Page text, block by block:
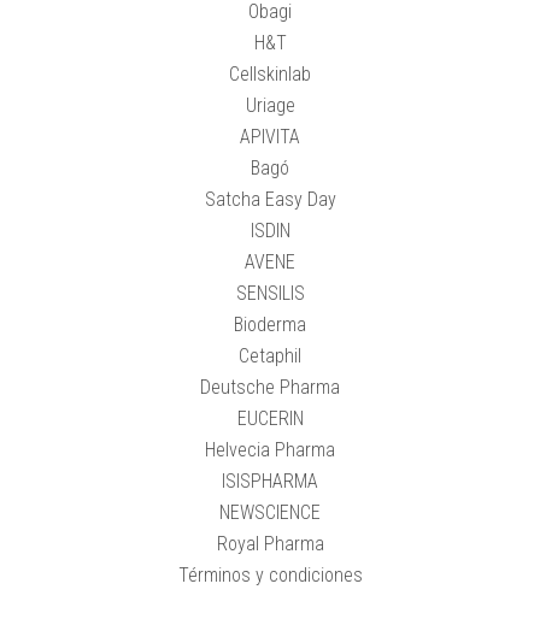
Obagi
H&T
Cellskinlab
Uriage
APIVITA
Bagó
Satcha Easy Day
ISDIN
AVENE
SENSILIS
Bioderma
Cetaphil
Deutsche Pharma
EUCERIN
Helvecia Pharma
ISISPHARMA
NEWSCIENCE
Royal Pharma
Términos y condiciones